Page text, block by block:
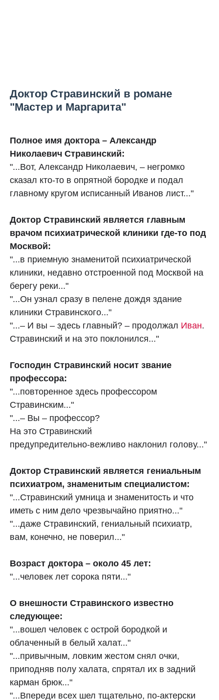
Доктор Стравинский в романе
"Мастер и Маргарита"
Полное имя доктора – Александр
Николаевич Стравинский:
"...Вот, Александр Николаевич, – негромко
сказал кто‑то в опрятной бородке и подал
главному кругом исписанный Иванов лист..."
Доктор Стравинский является главным
врачом психиатрической клиники где-то под
Москвой:
"...в приемную знаменитой психиатрической
клиники, недавно отстроенной под Москвой на
берегу реки..."
"...Он узнал сразу в пелене дождя здание
клиники Стравинского..."
"...– И вы – здесь главный? – продолжал Иван.
Стравинский и на это поклонился..."
Господин Стравинский носит звание
профессора:
"...повторенное здесь профессором
Стравинским..."
"...– Вы – профессор?
На это Стравинский
предупредительно‑вежливо наклонил голову..."
Доктор Стравинский является гениальным
психиатром, знаменитым специалистом:
"...Стравинский умница и знаменитость и что
иметь с ним дело чрезвычайно приятно..."
"...даже Стравинский, гениальный психиатр,
вам, конечно, не поверил..."
Возраст доктора – около 45 лет:
"...человек лет сорока пяти..."
О внешности Стравинского известно
следующее:
"...вошел человек с острой бородкой и
облаченный в белый халат..."
"...привычным, ловким жестом снял очки,
приподняв полу халата, спрятал их в задний
карман брюк..."
"...Впереди всех шел тщательно, по‑актерски